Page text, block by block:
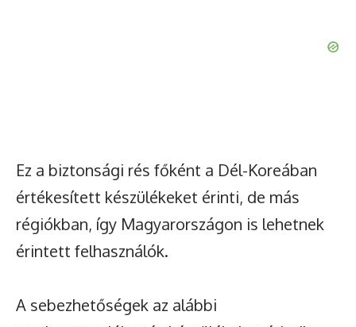
Ez a biztonsági rés főként a Dél-Koreában
értékesített készülékeket érinti, de más
régiókban, így Magyarországon is lehetnek
érintett felhasználók.
A sebezhetőségek az alábbi